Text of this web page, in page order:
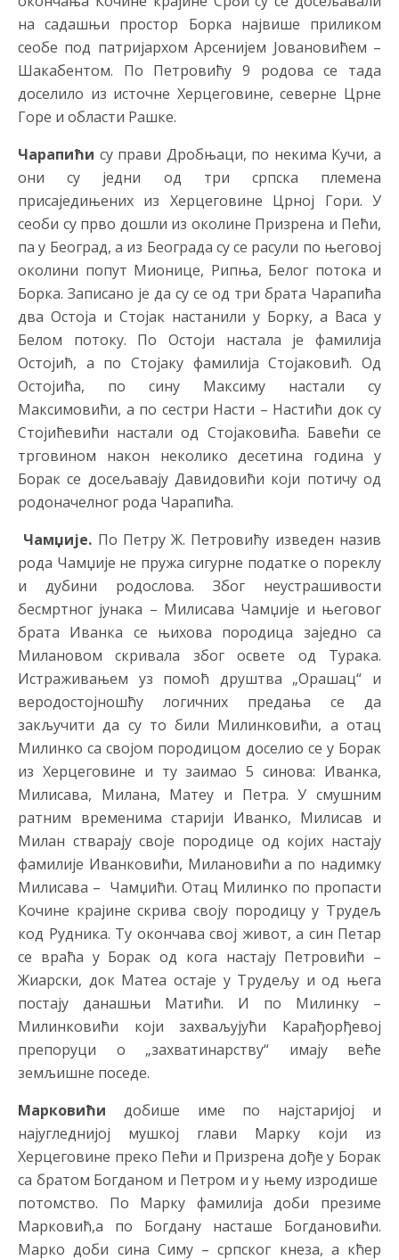
на садашњи простор Борка највише приликом
сеобе под патријархом Арсенијем Јовановићем –
Шакабентом. По Петровићу 9 родова се тада
доселило из источне Херцеговине, северне Црне
Горе и области Рашке.
Чарапићи су прави Дробњаци, по некима Кучи, а
они су једни од три српска племена
присаједињених из Херцеговине Црној Гори. У
сеоби су прво дошли из околине Призрена и Пећи,
па у Београд, а из Београда су се расули по његовој
околини попут Мионице, Рипња, Белог потока и
Борка. Записано је да су се од три брата Чарапића
два Остоја и Стојак настанили у Борку, а Васа у
Белом потоку. По Остоји настала је фамилија
Остојић, а по Стојаку фамилија Стојаковић. Од
Остојића, по сину Максиму настали су
Максимовићи, а по сестри Насти – Настићи док су
Стојићевићи настали од Стојаковића. Бавећи се
трговином након неколико десетина година у
Борак се досељавају Давидовићи који потичу од
родоначелног рода Чарапића.
Чамџије. По Петру Ж. Петровићу изведен назив
рода Чамџије не пружа сигурне податке о пореклу
и дубини родослова. Због неустрашивости
бесмртног јунака – Милисава Чамџије и његовог
брата Иванка се њихова породица заједно са
Милановом скривала због освете од Турака.
Истраживањем уз помоћ друштва „Орашац“ и
веродостојношћу логичних предања се да
закључити да су то били Милинковићи, а отац
Милинко са својом породицом доселио се у Борак
из Херцеговине и ту заимао 5 синова: Иванка,
Милисава, Милана, Матеу и Петра. У смушним
ратним временима старији Иванко, Милисав и
Милан стварају своје породице од којих настају
фамилије Иванковићи, Милановићи а по надимку
Милисава – Чамџићи. Отац Милинко по пропасти
Кочине крајине скрива своју породицу у Трудељ
код Рудника. Ту окончава свој живот, а син Петар
се враћа у Борак од кога настају Петровићи –
Жиарски, док Матеа остаје у Трудељу и од њега
постају данашњи Матићи. И по Милинку –
Милинковићи који захваљујући Карађорђевој
препоруци о „захватинарству“ имају веће
земљишне поседе.
Марковићи добише име по најстаријој и
најугледнијој мушкој глави Марку који из
Херцеговине преко Пећи и Призрена дође у Борак
са братом Богданом и Петром и у њему изродише
потомство. По Марку фамилија доби презиме
Марковић,а по Богдану насташе Богдановићи.
Марко доби сина Симу – српског кнеза, а кћер